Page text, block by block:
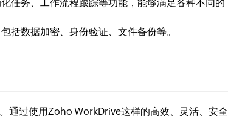
任务、工作流程跟踪等功能，能够满足各种不同的
括数据加密、身份验证、文件备份等。
通过使用Zoho WorkDrive这样的高效、灵活、安全